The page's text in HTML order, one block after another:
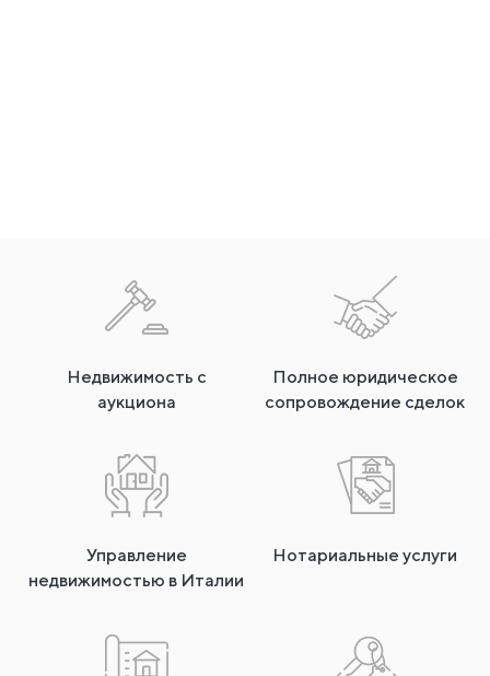
Недвижимость с
аукциона
Полное юридическое
сопровождение сделок
Управление
недвижимостью в Италии
Нотариальные услуги